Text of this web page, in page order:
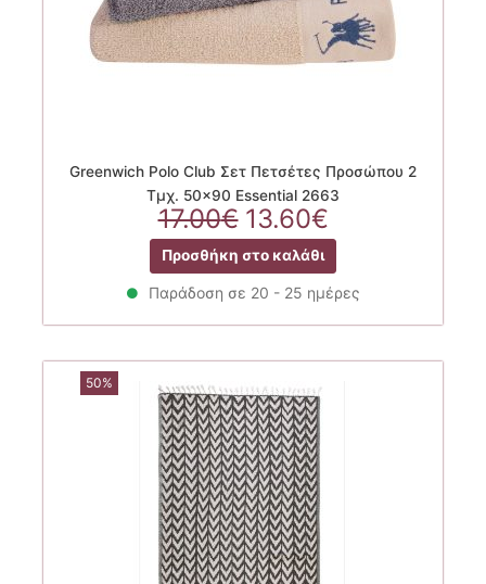
Greenwich Polo Club Σετ Πετσέτες Προσώπου 2
Τμχ. 50×90 Essential 2663
17.00€ Original
price
was:
17.00€.
13.60€Η
τρέχουσα
τιμή
είναι:
Προσθήκη στο καλάθι
Παράδοση σε 20 - 25 ημέρες
50%